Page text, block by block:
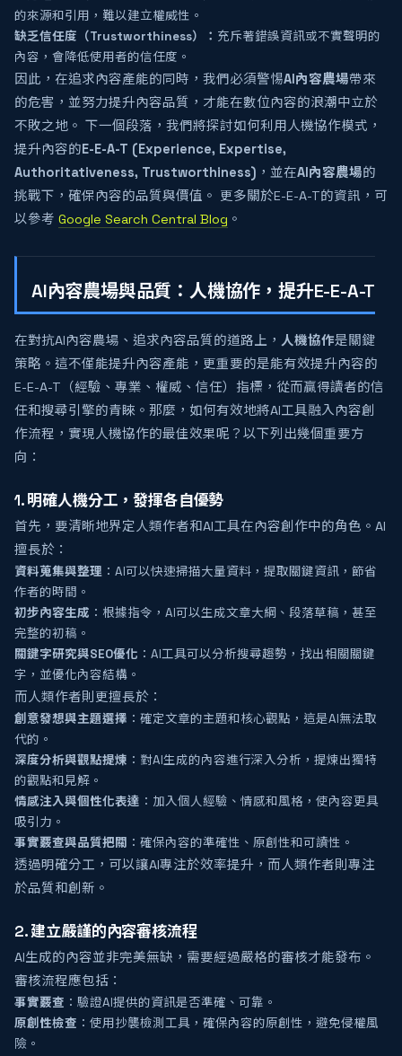
的來源和引用，難以建立權威性。
缺乏信任度（Trustworthiness）： 充斥著錯誤資訊或不實聲明的
內容，會降低使用者的信任度。
因此，在追求內容產能的同時，我們必須警惕AI內容農場帶來
的危害，並努力提升內容品質，才能在數位內容的浪潮中立於
不敗之地。 下一個段落，我們將探討如何利用人機協作模式，
提升內容的E-E-A-T (Experience, Expertise,
Authoritativeness, Trustworthiness) ，並在AI內容農場的
挑戰下，確保內容的品質與價值。 更多關於E-E-A-T的資訊，可
以參考 Google Search Central Blog 。
AI內容農場與品質：人機協作，提升E-E-A-T
在對抗AI內容農場、追求內容品質的道路上， 人機協作是關鍵
策略。這不僅能提升內容產能，更重要的是能有效提升內容的
E-E-A-T（經驗、專業、權威、信任）指標，從而贏得讀者的信
任和搜尋引擎的青睞。那麼，如何有效地將AI工具融入內容創
作流程，實現人機協作的最佳效果呢？以下列出幾個重要方
向：
1. 明確人機分工，發揮各自優勢
首先，要清晰地界定人類作者和AI工具在內容創作中的角色。AI
擅長於：
資料蒐集與整理 ：AI可以快速掃描大量資料，提取關鍵資訊，節省
作者的時間。
初步內容生成 ：根據指令，AI可以生成文章大綱、段落草稿，甚至
完整的初稿。
關鍵字研究與SEO優化 ：AI工具可以分析搜尋趨勢，找出相關關鍵
字，並優化內容結構。
而人類作者則更擅長於：
創意發想與主題選擇 ：確定文章的主題和核心觀點，這是AI無法取
代的。
深度分析與觀點提煉 ：對AI生成的內容進行深入分析，提煉出獨特
的觀點和見解。
情感注入與個性化表達 ：加入個人經驗、情感和風格，使內容更具
吸引力。
事實覈查與品質把關 ：確保內容的準確性、原創性和可讀性。
透過明確分工，可以讓AI專注於效率提升，而人類作者則專注
於品質和創新。
2. 建立嚴謹的內容審核流程
AI生成的內容並非完美無缺，需要經過嚴格的審核才能發布。
審核流程應包括：
事實覈查 ：驗證AI提供的資訊是否準確、可靠。
原創性檢查 ：使用抄襲檢測工具，確保內容的原創性，避免侵權風
險。